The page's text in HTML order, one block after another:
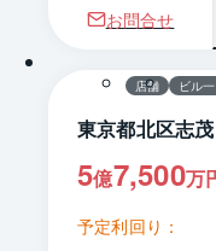
お問合せ
店舗 ビル
東京都北区志
5億7,500万
予定利回り：